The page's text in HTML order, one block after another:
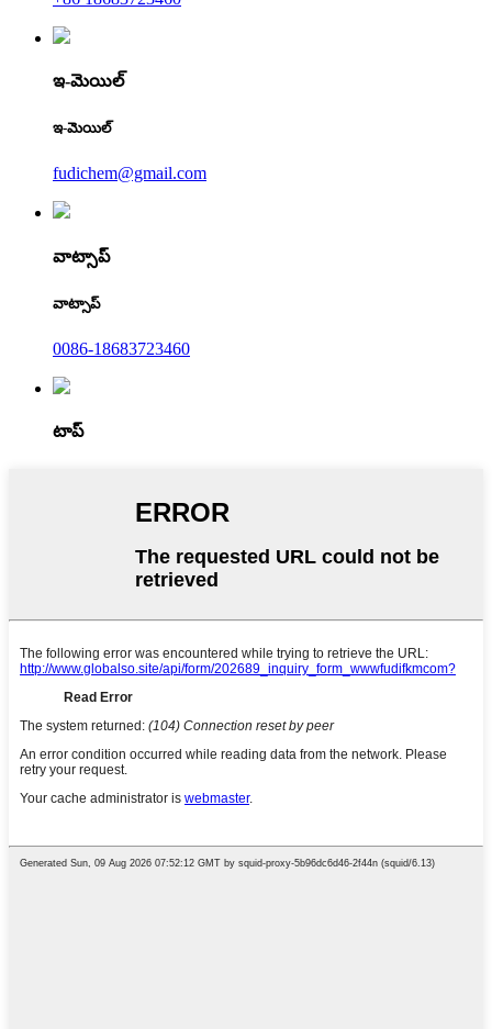
ఇ-మెయిల్
ఇ-మెయిల్
fudichem@gmail.com
వాట్సాప్
వాట్సాప్
0086-18683723460
టాప్